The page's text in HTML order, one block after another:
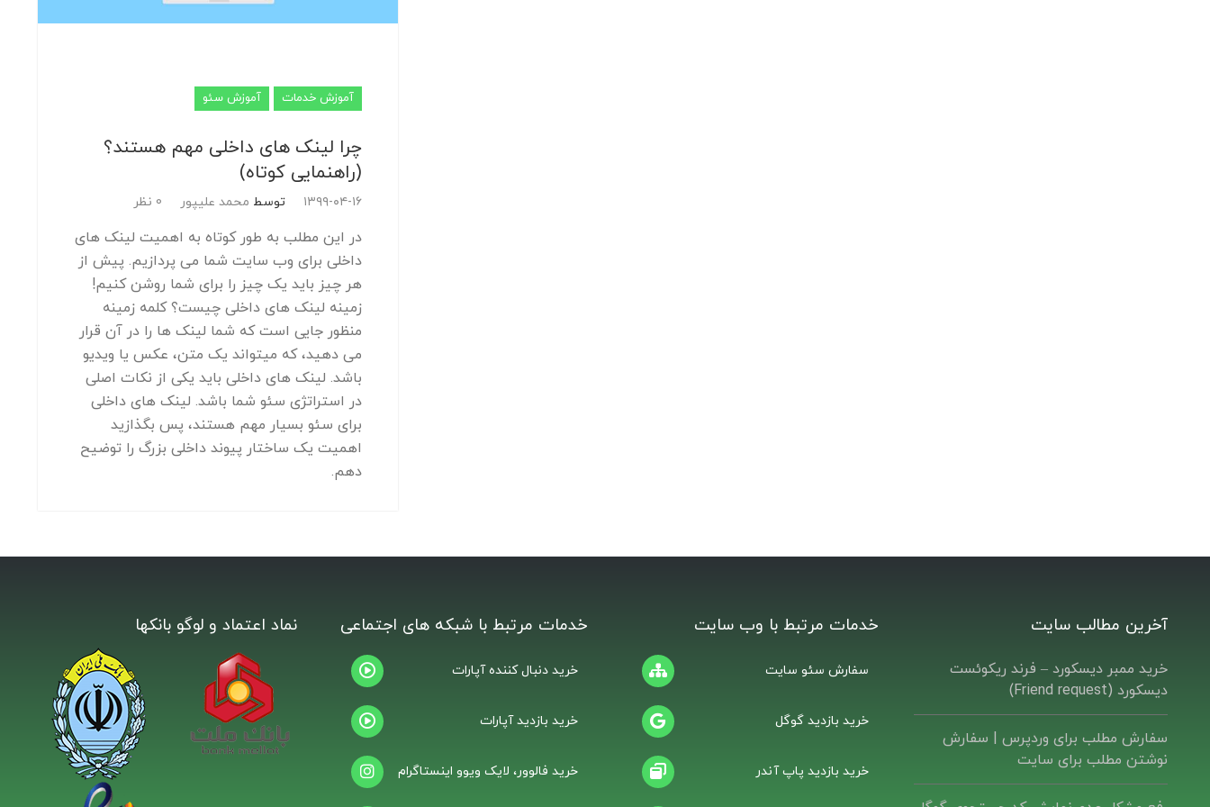
آموزش خدمات آموزش سئو
چرا لینک های داخلی مهم هستند؟
(راهنمایی کوتاه)
۱۳۹۹-۰۴-۱۶ توسط محمد علیپور 0 نظر
در این مطلب به طور کوتاه به اهمیت لینک های
داخلی برای وب سایت شما می پردازیم. پیش از
هر چیز باید یک چیز را برای شما روشن کنیم!
زمینه لینک های داخلی چیست؟ کلمه زمینه
منظور جایی است که شما لینک ها را در آن قرار
می دهید، که میتواند یک متن، عکس یا ویدیو
باشد. لینک های داخلی باید یکی از نکات اصلی
در استراتژی سئو شما باشد. لینک های داخلی
برای سئو بسیار مهم هستند، پس بگذازید
اهمیت یک ساختار پیوند داخلی بزرگ را توضیح
دهم.
آخرین مطالب سایت
خرید ممبر دیسکورد – فرند ریکوئست
دیسکورد (Friend request)
سفارش مطلب برای وردپرس |‌ سفارش
نوشتن مطلب برای سایت
خدمات مرتبط با وب سایت
سفارش سئو سایت
خرید بازدید گوگل
خرید بازدید پاپ آندر
خدمات مرتبط با شبکه های اجتماعی
خرید دنبال کننده آپارات
خرید بازدید آپارات
خرید فالوور، لایک ویوو اینستاگرام
نماد اعتماد و لوگو بانکها